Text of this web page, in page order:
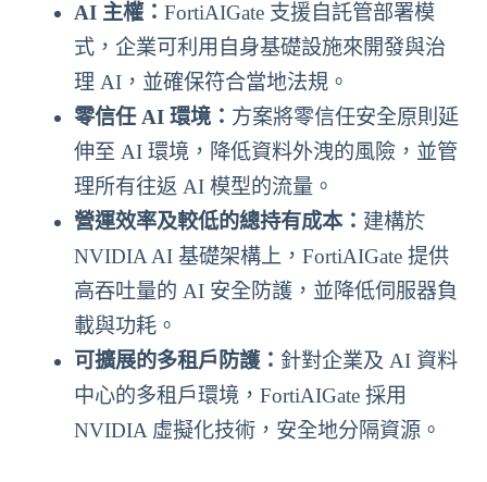
AI 主權： FortiAIGate 支援自託管部署模
式，企業可利用自身基礎設施來開發與治
理 AI，並確保符合當地法規。
零信任 AI 環境： 方案將零信任安全原則延
伸至 AI 環境，降低資料外洩的風險，並管
理所有往返 AI 模型的流量。
營運效率及較低的總持有成本： 建構於
NVIDIA AI 基礎架構上，FortiAIGate 提供
高吞吐量的 AI 安全防護，並降低伺服器負
載與功耗。
可擴展的多租戶防護： 針對企業及 AI 資料
中心的多租戶環境，FortiAIGate 採用
NVIDIA 虛擬化技術，安全地分隔資源。